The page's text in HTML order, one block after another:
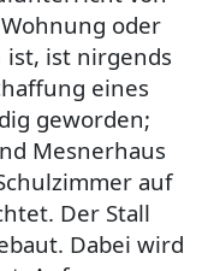
oder
ist, ist nirgends
eines
geworden;
Mesnerhaus
auf
Der Stall
Dabei wird